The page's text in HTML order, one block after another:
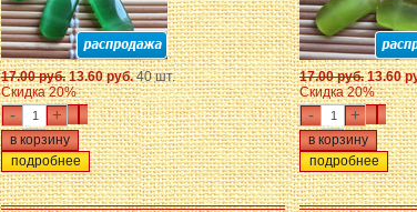
17.00 руб.13.60 руб.40 шт.
Скидка 20%
- +
подробнее
17.00 руб.13.60
Скидка 20%
- +
подробнее